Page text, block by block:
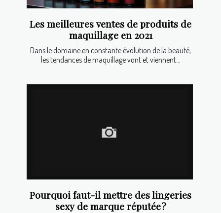
Les meilleures ventes de produits de
maquillage en 2021
Dans le domaine en constante évolution de la beauté,
les tendances de maquillage vont et viennent...
Pourquoi faut-il mettre des lingeries
sexy de marque réputée ?